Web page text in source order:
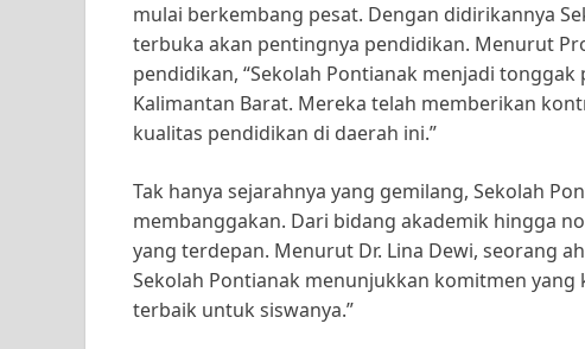
mulai berkembang pesat. Dengan didirikannya
terbuka akan pentingnya pendidikan. Menurut
pendidikan, “Sekolah Pontianak menjadi
Kalimantan Barat. Mereka telah memberikan
kualitas pendidikan di daerah ini.”
Tak hanya sejarahnya yang gemilang, Sekolah
membanggakan. Dari bidang akademik hingga
yang terdepan. Menurut Dr. Lina Dewi, seorang
Sekolah Pontianak menunjukkan komitmen
terbaik untuk siswanya.”